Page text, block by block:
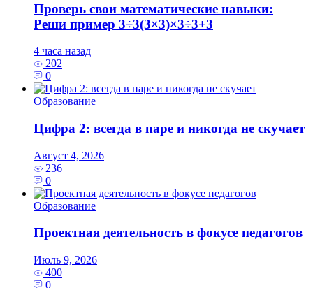
Проверь свои математические навыки:
Реши пример 3÷3(3×3)×3÷3+3
4 часа назад
202
0
Образование
Цифра 2: всегда в паре и никогда не скучает
Август 4, 2026
236
0
Образование
Проектная деятельность в фокусе педагогов
Июль 9, 2026
400
0